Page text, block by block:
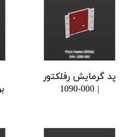
پد گرمایش رفلکتور
| 000-1090